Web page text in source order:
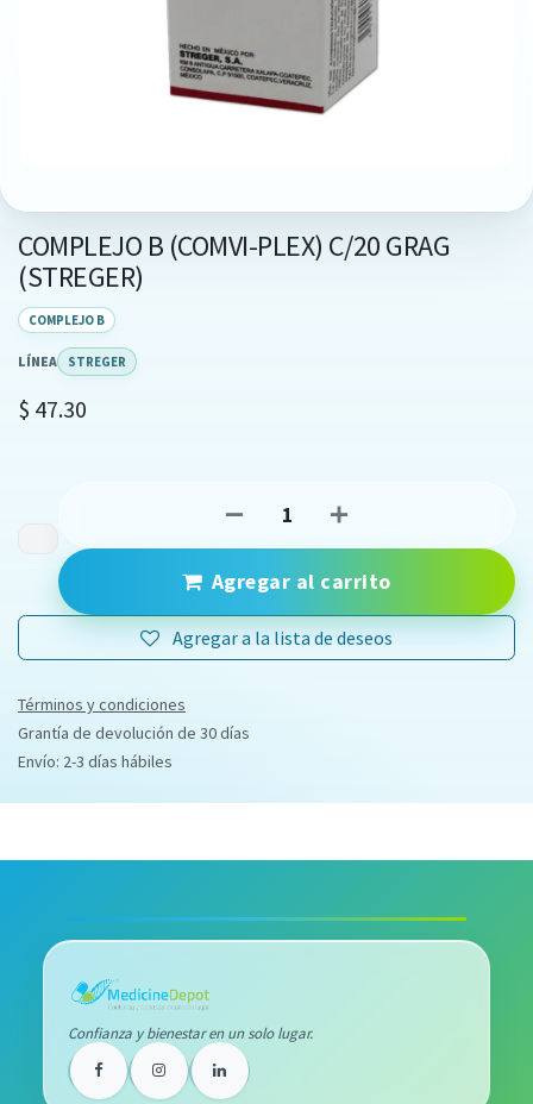
COMPLEJO B (COMVI-PLEX) C/20 GRAG
(STREGER)
COMPLEJO B
LÍNEA STREGER
$ 47.30
Agregar al carrito
Agregar a la lista de deseos
Términos y condiciones
Grantía de devolución de 30 días
Envío: 2-3 días hábiles
Confianza y bienestar en un solo lugar.